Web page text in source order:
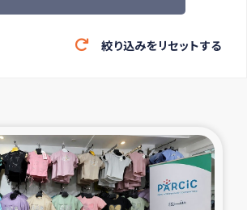
緊急救援の時代
東ティモール豪雨緊急支援
大雨による洪水被災者支援
絞り込みをリセットする